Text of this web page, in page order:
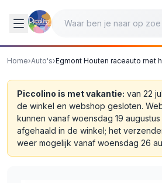
Home›Auto's›Egmont Houten raceauto met
Piccolino is met vakantie: van 22
de winkel en webshop gesloten.
kunnen vanaf woensdag 19
afgehaald in de winkel; het
weer mogelijk vanaf woensdag 26